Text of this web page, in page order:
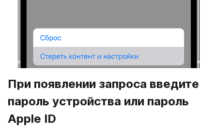
При появлении запроса введите
пароль устройства или пароль
Apple ID